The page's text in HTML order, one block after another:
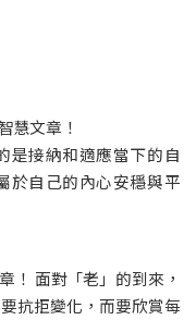
慧文章！
是接納和適應當下的自
於自己的內心安穩與平
！ 面對「老」的到來，
抗拒變化，而要欣賞每